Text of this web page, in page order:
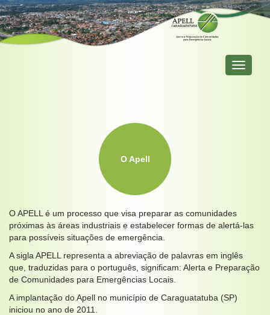
Primary
Menu
O Apell
O APELL é um processo que visa preparar as comunidades
próximas às áreas industriais e estabelecer formas de alertá-las
para possíveis situações de emergência.
A sigla APELL representa a abreviação de palavras em inglês
que, traduzidas para o português, significam: Alerta e Preparação
de Comunidades para Emergências Locais.
A implantação do Apell no município de Caraguatatuba (SP)
iniciou no ano de 2011.